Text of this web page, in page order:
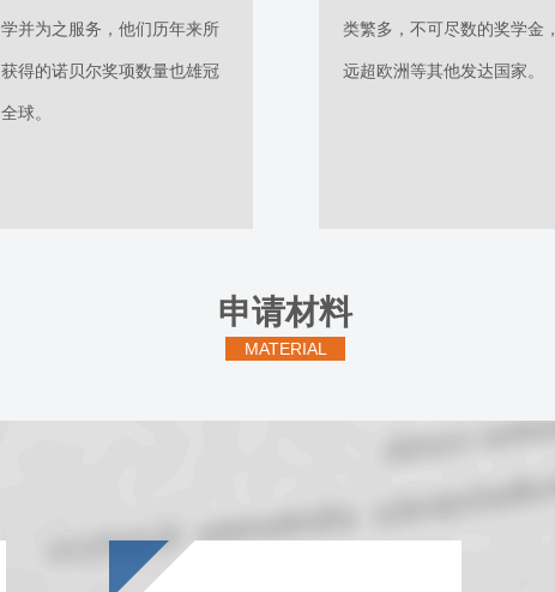
学并为之服务，他们历年来所
获得的诺贝尔奖项数量也雄冠
全球。
类繁多，不可尽数的奖学金，
远超欧洲等其他发达国家。
申请材料
MATERIAL